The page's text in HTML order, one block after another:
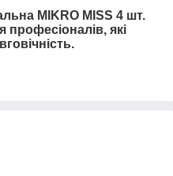
MIKRO MISS 4 шт.
які